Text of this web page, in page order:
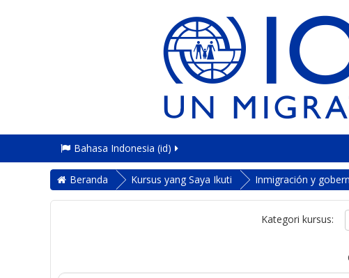
Bahasa Indonesia ‎(id)‎
Beranda Kursus yang Saya Ikuti Inmigración y
Kategori kursus: